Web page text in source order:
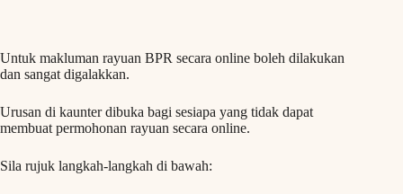
Untuk makluman rayuan BPR secara online boleh dilakukan
dan sangat digalakkan.
Urusan di kaunter dibuka bagi sesiapa yang tidak dapat
membuat permohonan rayuan secara online.
Sila rujuk langkah-langkah di bawah: